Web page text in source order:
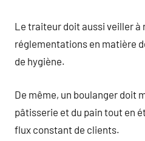
Le traiteur doit aussi veiller à
réglementations en matière
de hygiène.
De même, un boulanger doit
pâtisserie et du pain tout en
flux constant de clients.